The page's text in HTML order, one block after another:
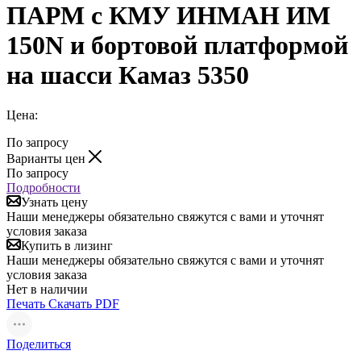
ПАРМ с КМУ ИНМАН ИМ
150N и бортовой платформой
на шасси Камаз 5350
Цена:
По запросу
Варианты цен
По запросу
Подробности
Узнать цену
Наши менеджеры обязательно свяжутся с вами и уточнят
условия заказа
Купить в лизинг
Наши менеджеры обязательно свяжутся с вами и уточнят
условия заказа
Нет в наличии
Печать Скачать PDF
Поделиться